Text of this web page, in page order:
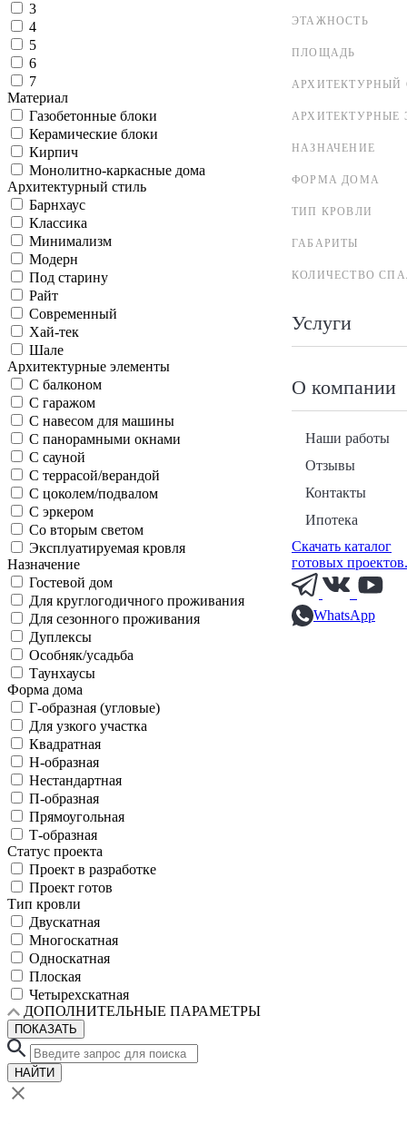
ЭТАЖНОСТЬ
ПЛОЩАДЬ
АРХИТЕКТУРНЫЙ
АРХИТЕКТУРНЫЕ
НАЗНАЧЕНИЕ
ФОРМА ДОМА
ТИП КРОВЛИ
ГАБАРИТЫ
КОЛИЧЕСТВО
Услуги
О компании
Наши работы
Отзывы
Контакты
Ипотека
Скачать каталог
готовых
WhatsApp
3
4
5
6
7
Материал
Газобетонные блоки
Керамические блоки
Кирпич
Монолитно-каркасные дома
Архитектурный стиль
Барнхаус
Классика
Минимализм
Модерн
Под старину
Райт
Современный
Хай-тек
Шале
Архитектурные элементы
С балконом
С гаражом
С навесом для машины
С панорамными окнами
С сауной
С террасой/верандой
С цоколем/подвалом
С эркером
Со вторым светом
Эксплуатируемая кровля
Назначение
Гостевой дом
Для круглогодичного проживания
Для сезонного проживания
Дуплексы
Особняк/усадьба
Таунхаусы
Форма дома
Г-образная (угловые)
Для узкого участка
Квадратная
Н-образная
Нестандартная
П-образная
Прямоугольная
Т-образная
Статус проекта
Проект в разработке
Проект готов
Тип кровли
Двускатная
Многоскатная
Односкатная
Плоская
Четырехскатная
ДОПОЛНИТЕЛЬНЫЕ ПАРАМЕТРЫ
ПОКАЗАТЬ
НАЙТИ